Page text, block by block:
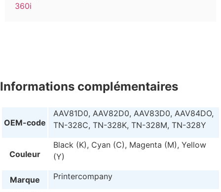
360i
Informations complémentaires
OEM-code
AAV81D0, AAV82D0, AAV83D0, AAV84DO,
TN-328C, TN-328K, TN-328M, TN-328Y
Couleur
Black (K), Cyan (C), Magenta (M), Yellow
(Y)
Marque Printercompany